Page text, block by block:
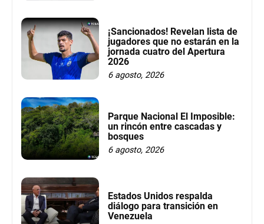
¡Sancionados! Revelan lista de
jugadores que no estarán en la
jornada cuatro del Apertura
2026
6 agosto, 2026
Parque Nacional El Imposible:
un rincón entre cascadas y
bosques
6 agosto, 2026
Estados Unidos respalda
diálogo para transición en
Venezuela